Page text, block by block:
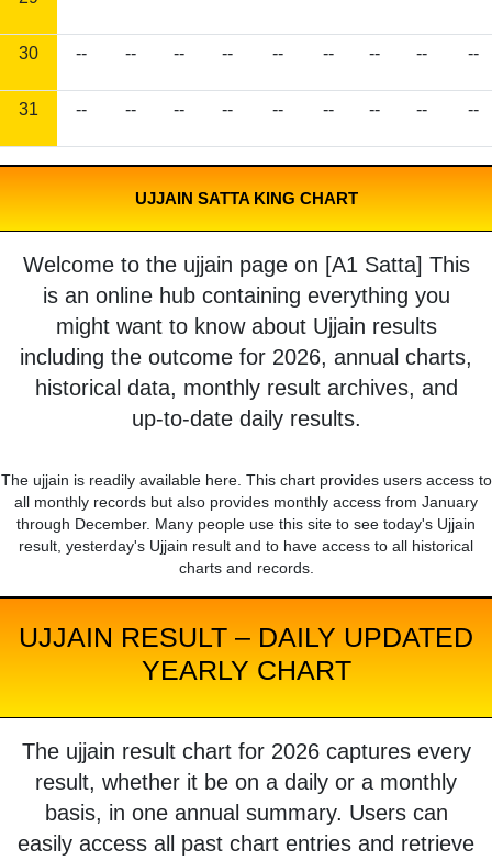
30 -- -- -- -- -- -- -- -- --
31 -- -- -- -- -- -- -- -- --
UJJAIN SATTA KING CHART
Welcome to the ujjain page on [A1 Satta] This
is an online hub containing everything you
might want to know about Ujjain results
including the outcome for 2026, annual charts,
historical data, monthly result archives, and
up-to-date daily results.
The ujjain is readily available here. This chart provides users access to
all monthly records but also provides monthly access from January
through December. Many people use this site to see today's Ujjain
result, yesterday's Ujjain result and to have access to all historical
charts and records.
UJJAIN RESULT – DAILY UPDATED
YEARLY CHART
The ujjain result chart for 2026 captures every
result, whether it be on a daily or a monthly
basis, in one annual summary. Users can
easily access all past chart entries and retrieve